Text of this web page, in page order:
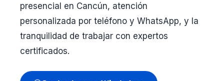
presencial en Cancún, atención
personalizada por teléfono y WhatsApp, y la
tranquilidad de trabajar con expertos
certificados.